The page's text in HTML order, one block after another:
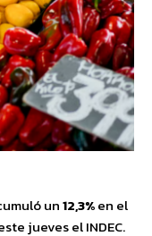
un12,3%en el
jueves el INDEC.